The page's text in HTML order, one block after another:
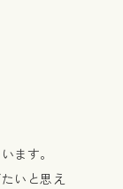
ます。
いと思え